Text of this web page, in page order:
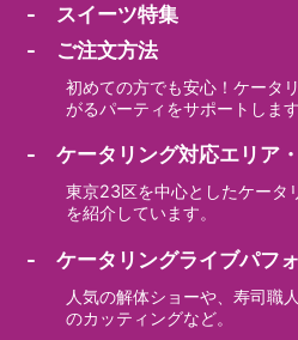
- スイーツ特集
- ご注文方法
初めての方でも安心！ケータ
がるパーティをサポートします
- ケータリング対応エリア
東京23区を中心としたケータ
を紹介しています。
- ケータリングライブパフ
人気の解体ショーや、寿司職
のカッティングなど。